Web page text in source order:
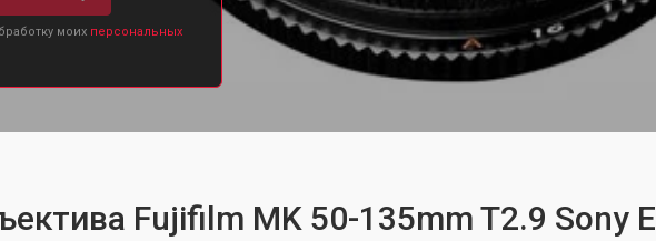
моих персональных
Fujifilm MK 50-135mm T2.9 Sony E